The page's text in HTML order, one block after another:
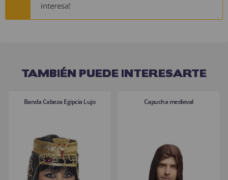
interesa!
TAMBIÉN PUEDE INTERESARTE
Banda Cabeza Egipcia Lujo Capucha medieval